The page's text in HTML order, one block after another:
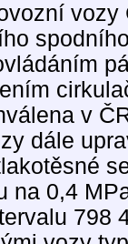
v
dále
na 0,4
798